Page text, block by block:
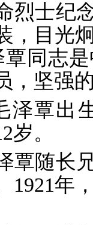
烈士纪
，目光
同志
，坚强
泽覃出
岁。
覃随长
1921年